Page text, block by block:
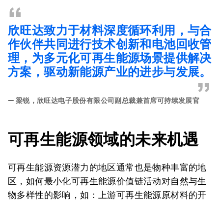
“
欣旺达致力于材料深度循环利用，与合
作伙伴共同进行技术创新和电池回收管
理，为多元化可再生能源场景提供解决
方案，驱动新能源产业的进步与发展。
”
— 梁锐，欣旺达电子股份有限公司副总裁兼首席可持续发展官
可再生能源领域的未来机遇
可再生能源资源潜力的地区通常也是物种丰富的地
区，如何最小化可再生能源价值链活动对自然与生
物多样性的影响，如：上游可再生能源原材料的开